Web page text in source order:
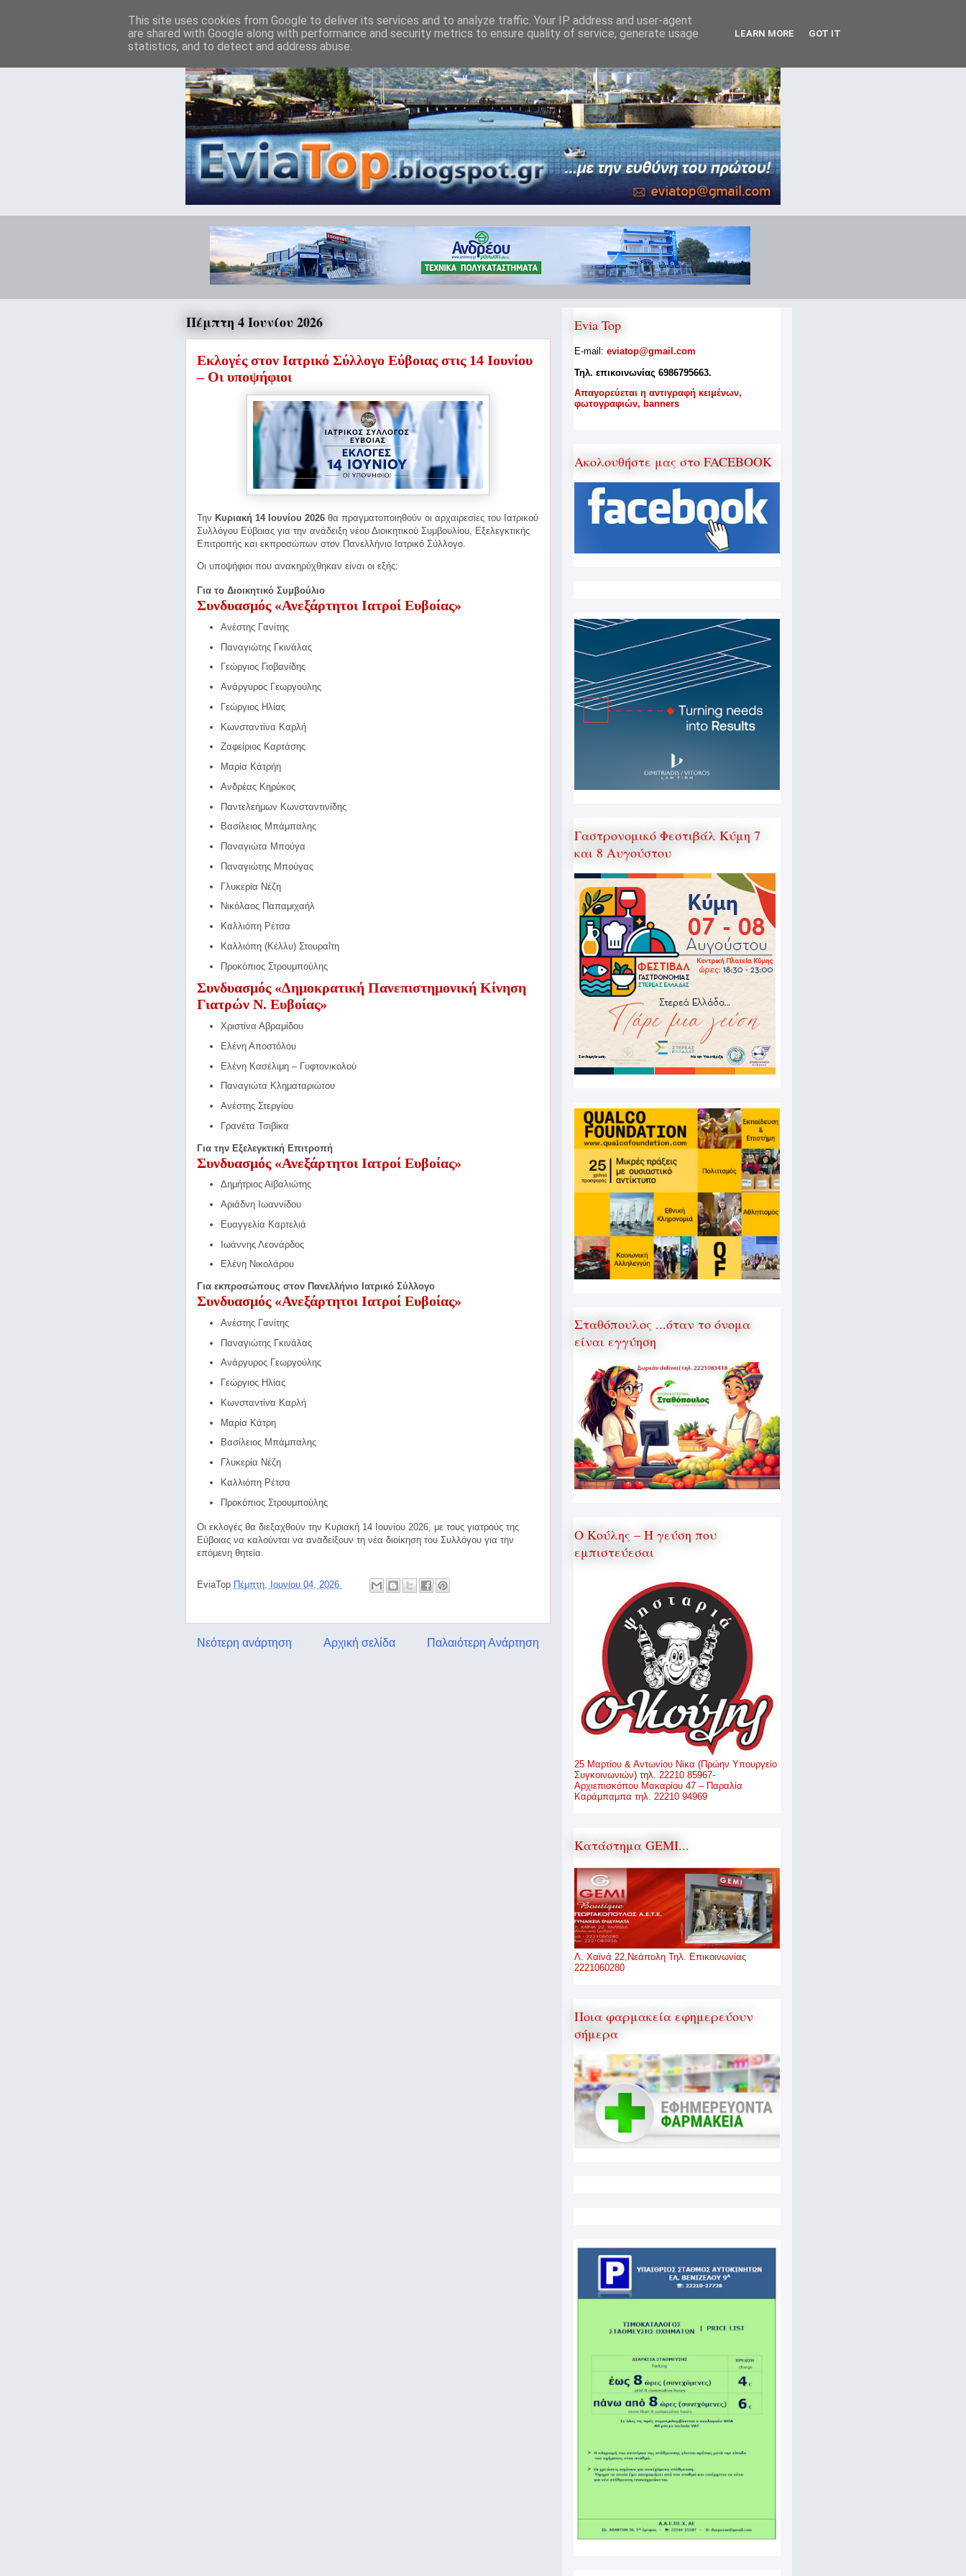
Πέμπτη 4 Ιουνίου 2026
Εκλογές στον Ιατρικό Σύλλογο Εύβοιας στις 14 Ιουνίου
– Οι υποψήφιοι
Την Κυριακή 14 Ιουνίου 2026 θα πραγματοποιηθούν οι αρχαιρεσίες του Ιατρικού
Συλλόγου Εύβοιας για την ανάδειξη νέου Διοικητικού Συμβουλίου, Εξελεγκτικής
Επιτροπής και εκπροσώπων στον Πανελλήνιο Ιατρικό Σύλλογο.
Οι υποψήφιοι που ανακηρύχθηκαν είναι οι εξής:
Για το Διοικητικό Συμβούλιο
Συνδυασμός «Ανεξάρτητοι Ιατροί Ευβοίας»
Ανέστης Γανίτης
Παναγιώτης Γκινάλας
Γεώργιος Γιοβανίδης
Ανάργυρος Γεωργούλης
Γεώργιος Ηλίας
Κωνσταντίνα Καρλή
Ζαφείριος Καρτάσης
Μαρία Κάτρήη
Ανδρέας Κηρύκος
Παντελεήμων Κωνσταντινίδης
Βασίλειος Μπάμπαλης
Παναγιώτα Μπούγα
Παναγιώτης Μπούγας
Γλυκερία Νέζη
Νικόλαος Παπαμιχαήλ
Καλλιόπη Ρέτσα
Καλλιόπη (Κέλλυ) Στουραΐτη
Προκόπιος Στρουμπούλης
Συνδυασμός «Δημοκρατική Πανεπιστημονική Κίνηση
Γιατρών Ν. Ευβοίας»
Χριστίνα Αβραμίδου
Ελένη Αποστόλου
Ελένη Κασέλιμη – Γυφτονικολού
Παναγιώτα Κληματαριώτου
Ανέστης Στεργίου
Γρανέτα Τσιβίκα
Για την Εξελεγκτική Επιτροπή
Συνδυασμός «Ανεξάρτητοι Ιατροί Ευβοίας»
Δημήτριος Αϊβαλιώτης
Αριάδνη Ιωαννίδου
Ευαγγελία Καρτελιά
Ιωάννης Λεονάρδος
Ελένη Νικολάρου
Για εκπροσώπους στον Πανελλήνιο Ιατρικό Σύλλογο
Συνδυασμός «Ανεξάρτητοι Ιατροί Ευβοίας»
Ανέστης Γανίτης
Παναγιώτης Γκινάλας
Ανάργυρος Γεωργούλης
Γεώργιος Ηλίας
Κωνσταντίνα Καρλή
Μαρία Κάτρη
Βασίλειος Μπάμπαλης
Γλυκερία Νέζη
Καλλιόπη Ρέτσα
Προκόπιος Στρουμπούλης
Οι εκλογές θα διεξαχθούν την Κυριακή 14 Ιουνίου 2026, με τους γιατρούς της
Εύβοιας να καλούνται να αναδείξουν τη νέα διοίκηση του Συλλόγου για την
επόμενη θητεία.
EviaTop Πέμπτη, Ιουνίου 04, 2026
Νεότερη ανάρτηση Παλαιότερη Ανάρτηση
Αρχική σελίδα
Evia Top
E-mail: eviatop@gmail.com
Τηλ. επικοινωνίας 6986795663.
Aπαγορεύεται η αντιγραφή κειμένων,
φωτογραφιών, banners
Ακολουθήστε μας στο FACEBOOK
Γαστρονομικό Φεστιβάλ Κύμη 7
και 8 Αυγούστου
Σταθόπουλος ...όταν το όνομα
είναι εγγύηση
Ο Κούλης – Η γεύση που
εμπιστεύεσαι
25 Μαρτίου & Αντωνίου Νίκα (Πρώην Υπουργείο
Συγκοινωνιών) τηλ. 22210 85967-
Αρχιεπισκόπου Μακαρίου 47 – Παραλία
Καράμπαμπα τηλ. 22210 94969
Κατάστημα GEMI...
Λ. Χαϊνά 22,Νεάπολη Τηλ. Επικοινωνίας
2221060280
Ποια φαρμακεία εφημερεύουν
σήμερα
This site uses cookies from Google to deliver its services and to analyze traffic. Your IP address and user-agent
are shared with Google along with performance and security metrics to ensure quality of service, generate usage
statistics, and to detect and address abuse.
LEARN MORE GOT IT